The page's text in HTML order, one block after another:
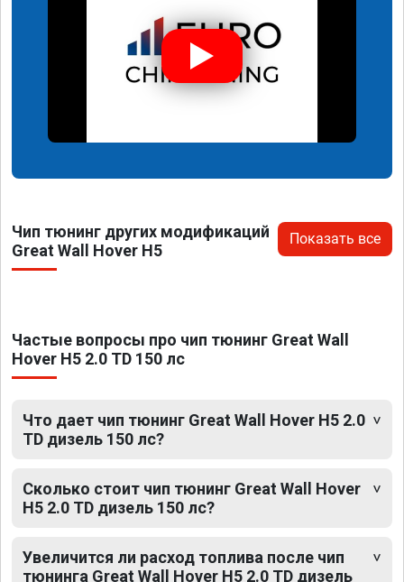
Чип тюнинг других модификаций
Great Wall Hover H5
Показать все
Частые вопросы про чип тюнинг Great Wall
Hover H5 2.0 TD 150 лс
Что дает чип тюнинг Great Wall Hover H5 2.0
TD дизель 150 лс?
Сколько стоит чип тюнинг Great Wall Hover
H5 2.0 TD дизель 150 лс?
Увеличится ли расход топлива после чип
тюнинга Great Wall Hover H5 2.0 TD дизель